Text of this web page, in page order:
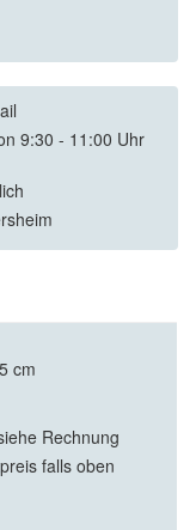
9:30 - 11:00 Uhr
cm
Rechnung
falls oben